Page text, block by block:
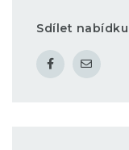
Sdílet nabídku